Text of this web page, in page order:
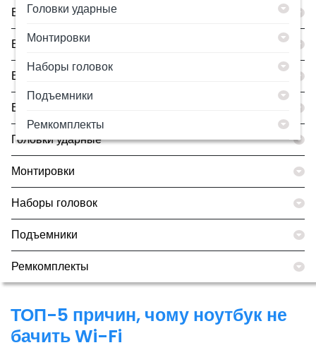
Головки ударные
Монтировки
Наборы головок
Подъемники
Ремкомплекты
Балансировочные станки
Борторасширители
Все товары
Вулканизаторы
Головки ударные
Монтировки
Наборы головок
Подъемники
Ремкомплекты
ТОП-5 причин, чому ноутбук не
бачить Wi-Fi